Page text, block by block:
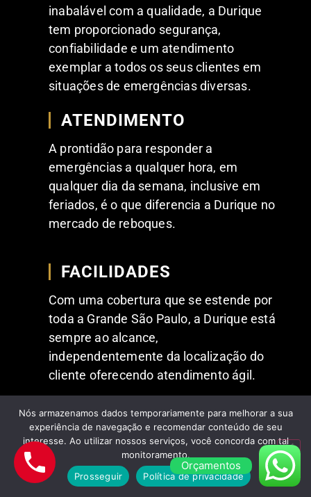
inabalável com a qualidade, a Durique
tem proporcionado segurança,
confiabilidade e um atendimento
exemplar a todos os seus clientes em
situações de emergências diversas.
ATENDIMENTO
A prontidão para responder a
emergências a qualquer hora, em
qualquer dia da semana, inclusive em
feriados, é o que diferencia a Durique no
mercado de reboques.
FACILIDADES
Com uma cobertura que se estende por
toda a Grande São Paulo, a Durique está
sempre ao alcance,
independentemente da localização do
cliente oferecendo atendimento ágil.
Orçamentos
Nós armazenamos dados temporariamente para melhorar a sua
experiência de navegação e recomendar conteúdo de seu
interesse. Ao utilizar nossos serviços, você concorda com tal
monitoramento.
Prosseguir
Política de privacidade